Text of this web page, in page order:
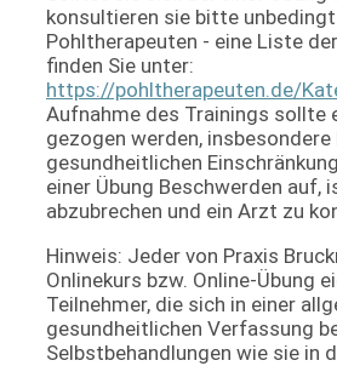
konsultieren sie bitte
Pohltherapeuten - eine Liste
finden Sie unter:
https://pohltherapeuten.de/
Aufnahme des Trainings sollte
gezogen werden, insbesondere
gesundheitlichen
einer Übung Beschwerden auf,
abzubrechen und ein Arzt zu
Hinweis: Jeder von Praxis
Onlinekurs bzw. Online-Übung
Teilnehmer, die sich in einer
gesundheitlichen Verfassung
Selbstbehandlungen wie sie in